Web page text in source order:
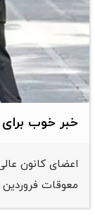
خبر خوب
اعضای کانون
معوقات فروردین